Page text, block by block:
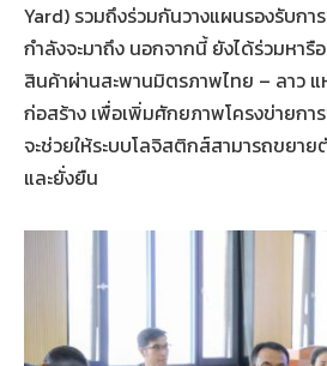
Yard) รวมถึงร่วมกันวางแผนรองรับก
กำลังจะมาถึง นอกจากนี้ ยังได้ร่วมหา
สินค้าผ่านสะพานมิตรภาพไทย – ลาว
ก่อสร้าง เพื่อเพิ่มศักยภาพโครงข่ายกา
จะช่วยให้ระบบโลจิสติกส์สามารถขยา
และยั่งยืน